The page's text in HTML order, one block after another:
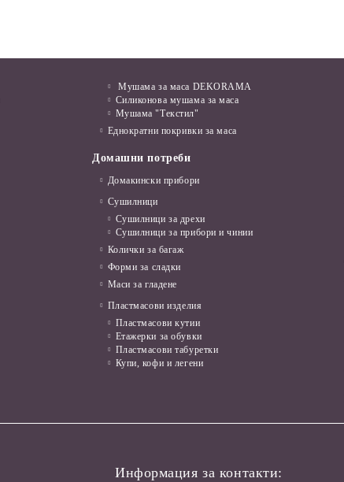
Мушама за маса DEKORAMA
Силиконова мушама за маса
Мушама "Текстил"
Еднократни покривки за маса
Домашни потреби
Домакински прибори
Сушилници
Сушилници за дрехи
Сушилници за прибори и чинии
Колички за багаж
Форми за сладки
Маси за гладене
Пластмасови изделия
Пластмасови кутии
Етажерки за обувки
Пластмасови табуретки
Купи, кофи и легени
Информация за контакти: